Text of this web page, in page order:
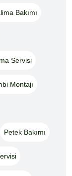
Bakımı
Servisi
Montajı
Petek Bakımı